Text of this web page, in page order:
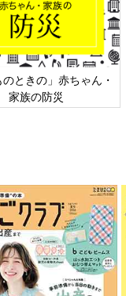
六星占術 細木かおりさ